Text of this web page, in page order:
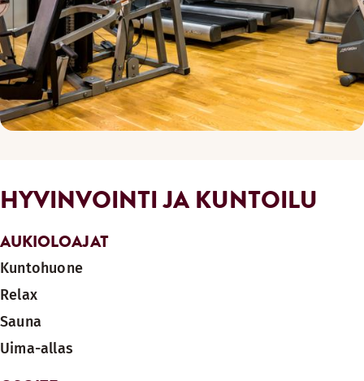
HYVINVOINTI JA KUNTOILU
AUKIOLOAJAT
Kuntohuone
Relax
Sauna
Uima-allas